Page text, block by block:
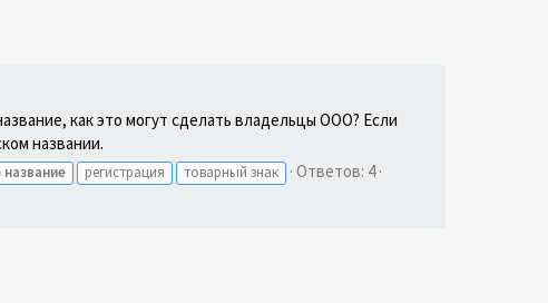
как это могут сделать владельцы ООО? Если
названии.
название регистрация товарный знак
Ответов: 4